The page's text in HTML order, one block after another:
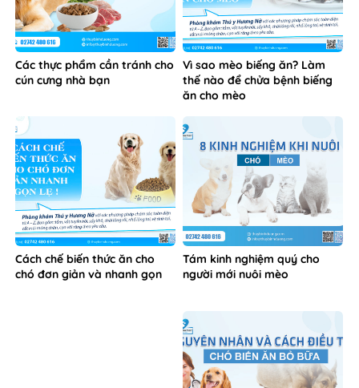
Các thực phẩm cần tránh cho
cún cưng nhà bạn
Vì sao mèo biếng ăn? Làm
thế nào để chửa bệnh biếng
ăn cho mèo
Cách chế biến thức ăn cho
chó đơn giản và nhanh gọn
Tám kinh nghiệm quý cho
người mới nuôi mèo